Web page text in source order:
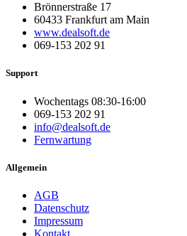
Brönnerstraße 17
60433 Frankfurt am Main
www.dealsoft.de
069-153 202 91
Support
Wochentags 08:30-16:00
069-153 202 91
info@dealsoft.de
Fernwartung
Allgemein
AGB
Datenschutz
Impressum
Kontakt